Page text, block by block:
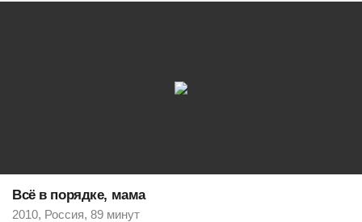
Всё в порядке, мама
2010, Россия, 89 минут